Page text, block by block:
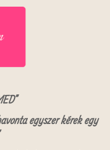
egyszer kérek egy